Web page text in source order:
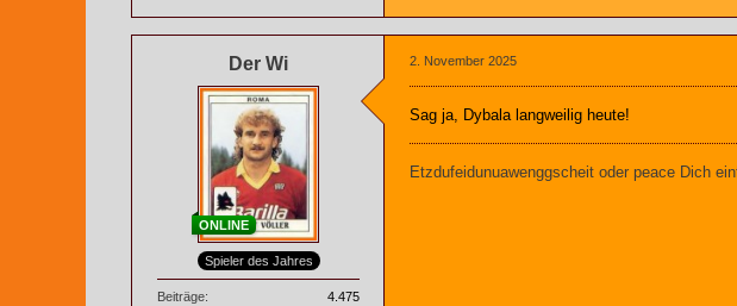
Der Wi
ONLINE
Spieler des Jahres
Beiträge
4.475
2. November 2025
Sag ja, Dybala langweilig heute!
Etzdufeidunuawenggscheit oder peace Dich